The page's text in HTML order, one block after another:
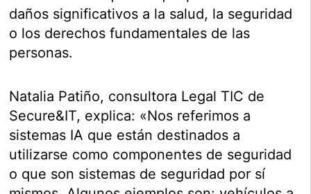
daños significativos a la salud, la seguridad
o los derechos fundamentales de las
personas.
Natalia Patiño, consultora Legal TIC de
Secure&IT, explica: «Nos referimos a
sistemas IA que están destinados a
utilizarse como componentes de seguridad
o que son sistemas de seguridad por sí